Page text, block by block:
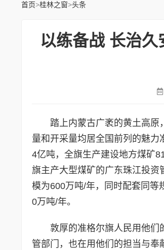
首页>桂林之窗>头条
以练备战 长治
踏上内蒙古广袤的黄土高
量和开采量均居全国前列的魅
4亿吨，全旗生产建设地方煤矿
旗主产大型煤矿的广东珠江投
模为600万吨/年，同时配套同等
0万吨/年。
敦厚的准格尔旗人民用他们
管部门，也在用他们的担当与